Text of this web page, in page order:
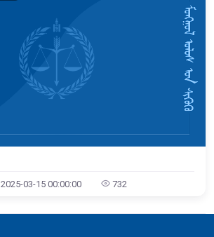
2025-03-15 00:00:00 732